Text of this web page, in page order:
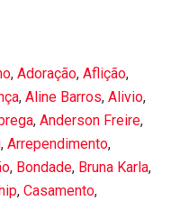
, Adoração, Aflição,
, Aline Barros, Alivio,
, Anderson Freire,
, Arrependimento,
, Bondade, Bruna Karla,
, Casamento,